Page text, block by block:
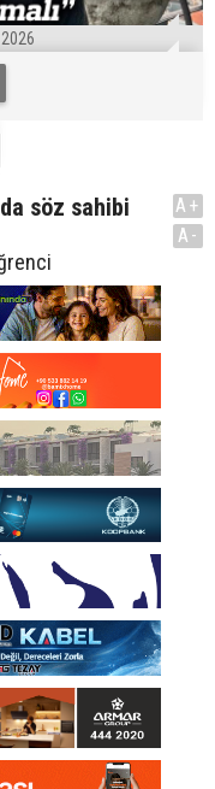
söz sahibi
A+
A-